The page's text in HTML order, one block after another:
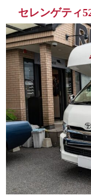
セレンゲティ